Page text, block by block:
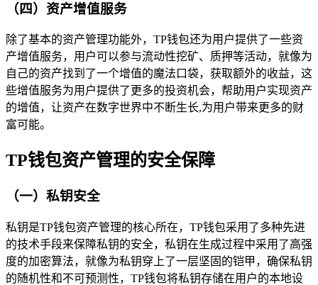
（四）资产增值服务
除了基本的资产管理功能外，TP钱包还为用户提供了一些资
产增值服务，用户可以参与流动性挖矿、质押等活动，就像为
自己的资产找到了一个增值的魔法口袋，获取额外的收益，这
些增值服务为用户提供了更多的投资机会，帮助用户实现资产
的增值，让资产在数字世界中不断生长,为用户带来更多的财
富可能。
TP钱包资产管理的安全保障
（一）私钥安全
私钥是TP钱包资产管理的核心所在，TP钱包采用了多种先进
的技术手段来保障私钥的安全，私钥在生成过程中采用了高强
度的加密算法，就像为私钥穿上了一层坚固的铠甲，确保私钥
的随机性和不可预测性，TP钱包将私钥存储在用户的本地设